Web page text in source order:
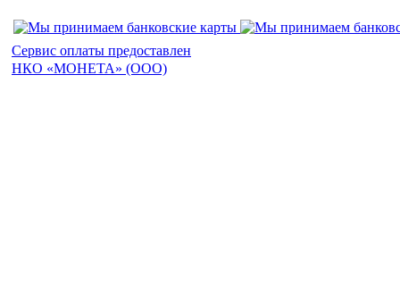
Сервис оплаты предоставлен
НКО «МОНЕТА» (ООО)